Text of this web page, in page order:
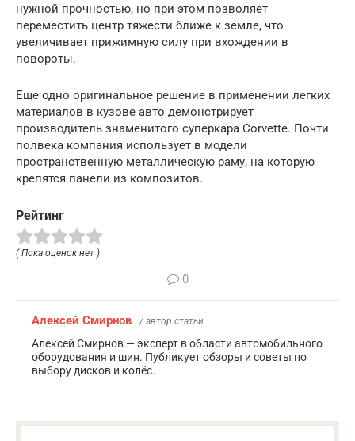
нужной прочностью, но при этом позволяет
переместить центр тяжести ближе к земле, что
увеличивает прижимную силу при вхождении в
повороты.
Еще одно оригинальное решение в применении легких
материалов в кузове авто демонстрирует
производитель знаменитого суперкара Corvette. Почти
полвека компания использует в модели
пространственную металлическую раму, на которую
крепятся панели из композитов.
Рейтинг
( Пока оценок нет )
0
Алексей Смирнов / автор статьи
Алексей Смирнов — эксперт в области автомобильного
оборудования и шин. Публикует обзоры и советы по
выбору дисков и колёс.